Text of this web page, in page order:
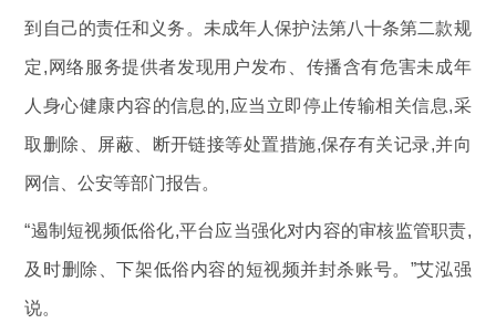
到自己的责任和义务。未成年人保护法第八十条第二款规
定,网络服务提供者发现用户发布、传播含有危害未成年
人身心健康内容的信息的,应当立即停止传输相关信息,采
取删除、屏蔽、断开链接等处置措施,保存有关记录,并向
网信、公安等部门报告。
“遏制短视频低俗化,平台应当强化对内容的审核监管职责,
及时删除、下架低俗内容的短视频并封杀账号。”艾泓强
说。